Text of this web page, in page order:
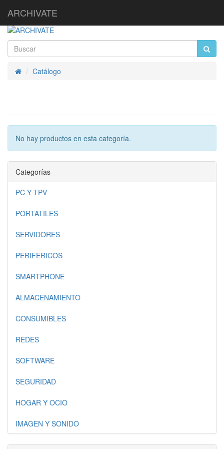
ARCHIVATE
InicioCatálogo
No hay productos en esta categoría.
Categorías
PC Y TPV
PORTATILES
SERVIDORES
PERIFERICOS
SMARTPHONE
ALMACENAMIENTO
CONSUMIBLES
REDES
SOFTWARE
SEGURIDAD
HOGAR Y OCIO
IMAGEN Y SONIDO